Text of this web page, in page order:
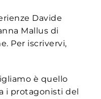
Davide
Mallus di
Per iscrivervi,
è quello
i protagonisti del